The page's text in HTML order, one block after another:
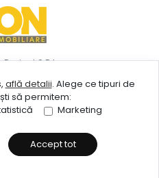
Solicită vizionare
S.R.L.
află detalii. Alege ce tipuri de
să permitem:
Marketing
Accept tot